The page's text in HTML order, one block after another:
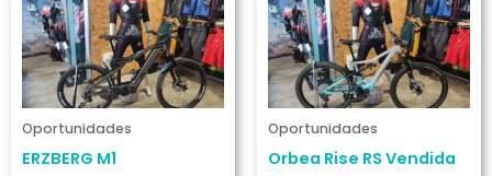
Oportunidades
ERZBERG M1
Oportunidades
Orbea Rise RS Vendida